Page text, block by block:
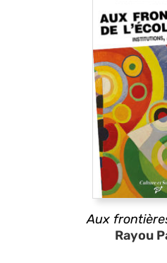
Aux
Rayou